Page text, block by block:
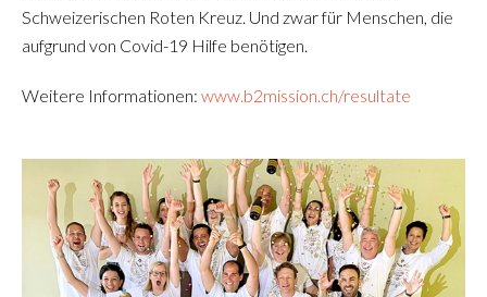
Schweizerischen Roten Kreuz. Und zwar für Menschen, die
aufgrund von Covid-19 Hilfe benötigen.
Weitere Informationen: www.b2mission.ch/resultate